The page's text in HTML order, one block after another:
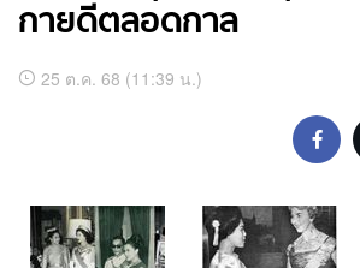
กายดีตลอดกาล
อัลบั้ม
ใน
หล้า
"ควีน
25 ต.ค. 68 (11:39 น.)